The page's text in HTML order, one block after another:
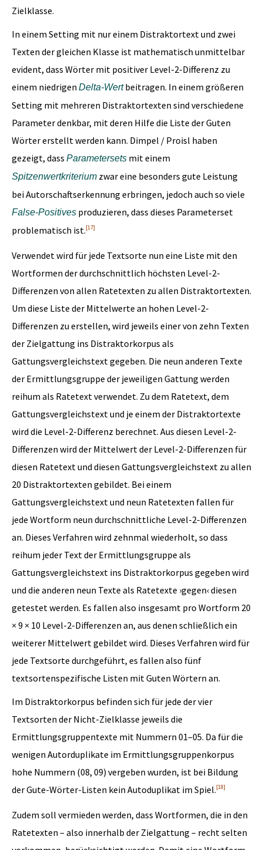
Zielklasse.
In einem Setting mit nur einem Distraktortext und zwei
Texten der gleichen Klasse ist mathematisch unmittelbar
evident, dass Wörter mit positiver Level-2-Differenz zu
einem niedrigen Delta-Wertbeitragen. In einem größeren
Setting mit mehreren Distraktortexten sind verschiedene
Parameter denkbar, mit deren Hilfe die Liste der Guten
Wörter erstellt werden kann. Dimpel / Proisl haben
gezeigt, dass Parametersets mit einem
Spitzenwertkriterium zwar eine besonders gute Leistung
bei Autorschaftserkennung erbringen, jedoch auch so viele
False-Positives produzieren, dass dieses Parameterset
problematisch ist.[17]
Verwendet wird für jede Textsorte nun eine Liste mit den
Wortformen der durchschnittlich höchsten Level-2-
Differenzen von allen Ratetexten zu allen Distraktortexten.
Um diese Liste der Mittelwerte an hohen Level-2-
Differenzen zu erstellen, wird jeweils einer von zehn Texten
der Zielgattung ins Distraktorkorpus als
Gattungsvergleichstext gegeben. Die neun anderen Texte
der Ermittlungsgruppe der jeweiligen Gattung werden
reihum als Ratetext verwendet. Zu dem Ratetext, dem
Gattungsvergleichstext und je einem der Distraktortexte
wird die Level-2-Differenz berechnet. Aus diesen Level-2-
Differenzen wird der Mittelwert der Level-2-Differenzen für
diesen Ratetext und diesen Gattungsvergleichstext zu allen
20 Distraktortexten gebildet. Bei einem
Gattungsvergleichstext und neun Ratetexten fallen für
jede Wortform neun durchschnittliche Level-2-Differenzen
an. Dieses Verfahren wird zehnmal wiederholt, so dass
reihum jeder Text der Ermittlungsgruppe als
Gattungsvergleichstext ins Distraktorkorpus gegeben wird
und die anderen neun Texte als Ratetexte ›gegen‹ diesen
getestet werden. Es fallen also insgesamt pro Wortform 20
× 9 × 10 Level-2-Differenzen an, aus denen schließlich ein
weiterer Mittelwert gebildet wird. Dieses Verfahren wird für
jede Textsorte durchgeführt, es fallen also fünf
textsortenspezifische Listen mit Guten Wörtern an.
Im Distraktorkorpus befinden sich für jede der vier
Textsorten der Nicht-Zielklasse jeweils die
Ermittlungsgruppentexte mit Nummern 01–05. Da für die
wenigen Autorduplikate im Ermittlungsgruppenkorpus
hohe Nummern (08, 09) vergeben wurden, ist bei Bildung
der Gute-Wörter-Listen kein Autoduplikat im Spiel.[18]
Zudem soll vermieden werden, dass Wortformen, die in den
Ratetexten – also innerhalb der Zielgattung – recht selten